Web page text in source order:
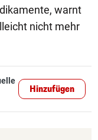
warnt
nicht mehr
Hinzufügen